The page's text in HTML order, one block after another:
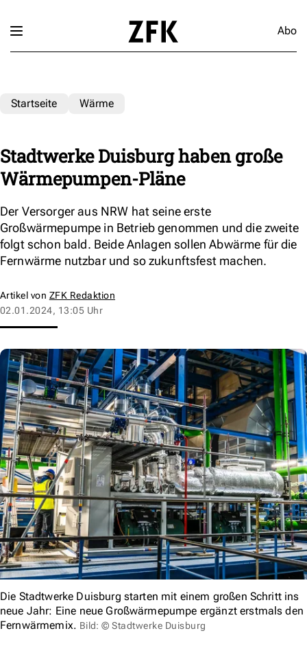
Abo
Startseite Wärme
Stadtwerke Duisburg haben große
Wärmepumpen-Pläne
Der Versorger aus NRW hat seine erste
Großwärmepumpe in Betrieb genommen und die zweite
folgt schon bald. Beide Anlagen sollen Abwärme für die
Fernwärme nutzbar und so zukunftsfest machen.
Artikel von ZFK Redaktion
02.01.2024, 13:05 Uhr
Die Stadtwerke Duisburg starten mit einem großen Schritt ins
neue Jahr: Eine neue Großwärmepumpe ergänzt erstmals den
Fernwärmemix. Bild: © Stadtwerke Duisburg